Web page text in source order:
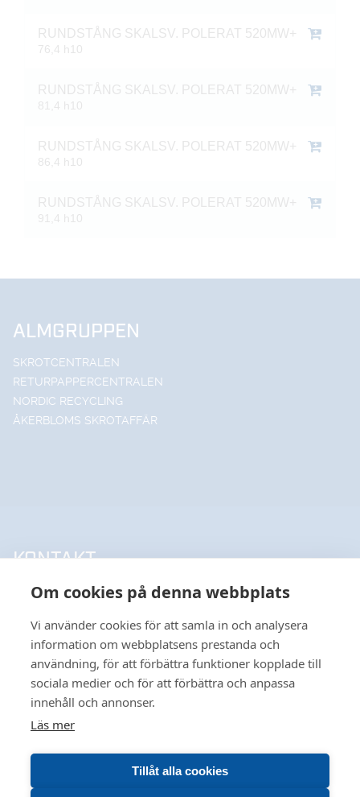
Om cookies på denna webbplats
Vi använder cookies för att samla in och analysera
information om webbplatsens prestanda och
användning, för att förbättra funktioner kopplade till
sociala medier och för att förbättra och anpassa
innehåll och annonser.
Läs mer
Tillåt alla cookies
VÅR HEMSIDA ANVÄNDER COOKIES FÖR
FÖRBÄTTRAD ANVÄNDBARHET OCH ÖKAD
RELEVANS INOM MARKNADSFÖRING FÖR DIG. VILL
RUNDSTÅNG SKALSV. POLERAT 520MW+
76,4 h10
RUNDSTÅNG SKALSV. POLERAT 520MW+
81,4 h10
RUNDSTÅNG SKALSV. POLERAT 520MW+
86,4 h10
RUNDSTÅNG SKALSV. POLERAT 520MW+
91,4 h10
ALMGRUPPEN
SKROTCENTRALEN
RETURPAPPERCENTRALEN
NORDIC RECYCLING
ÅKERBLOMS SKROTAFFÄR
KONTAKT
UPPSALA HANDELSSTÅL AB
INFO@UHSAB.SE
SÖDRA DEPÅGATAN 15
SE-754 54 UPPSALA
HANDELSSTÅL I GÄVLE AB
026-495 99 00
INFO@HANDELSSTALGAVLE.SE